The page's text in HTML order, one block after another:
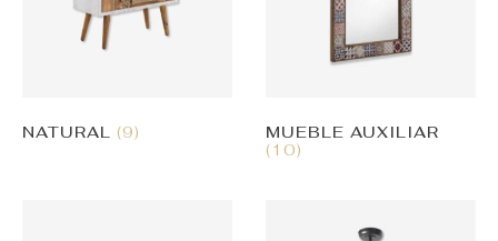
NATURAL (9)
MUEBLE AUXILIAR
(10)